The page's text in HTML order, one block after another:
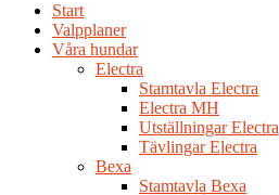
Start
Valpplaner
Våra hundar
Electra
Stamtavla Electra
Electra MH
Utställningar Electra
Tävlingar Electra
Bexa
Stamtavla Bexa